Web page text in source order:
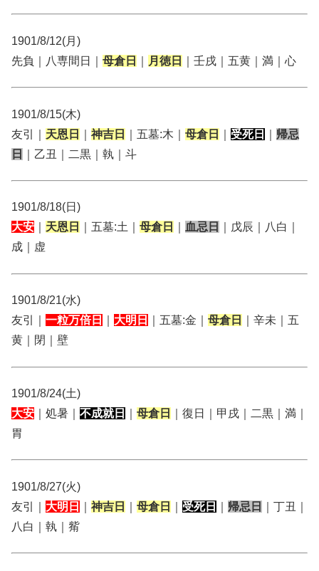
1901/8/12(月)
先負｜八専間日｜ 母倉日 月徳日 ｜壬戌｜五黄｜満｜心
1901/8/15(木)
友引｜ 天恩日 神吉日 ｜五墓:木｜ 母倉日 受死日
帰忌
日
｜乙丑｜二黒｜執｜斗
1901/8/18(日)
大安
天恩日 ｜五墓:土｜ 母倉日 血忌日
｜戊辰｜八白｜
成｜虚
1901/8/21(水)
友引｜ 一粒万倍日 大明日 ｜五墓:金｜ 母倉日
｜辛未｜五
黄｜閉｜壁
1901/8/24(土)
大安 ｜処暑｜ 不成就日 母倉日
｜復日｜甲戌｜二黒｜満｜
胃
1901/8/27(火)
友引｜ 大明日 神吉日 母倉日 受死日 帰忌日
｜丁丑｜
八白｜執｜觜